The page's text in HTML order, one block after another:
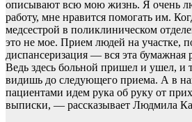
описывают всю мою жизнь. Я очень
работу, мне нравится помогать им.
медсестрой в поликлиническом
это не мое. Прием людей на участке,
диспансеризация — вся эта бумажная
Ведь здесь больной пришел и ушел, и
видишь до следующего приема. А в
пациентами идем рука об руку от
выписки, — рассказывает Людмила